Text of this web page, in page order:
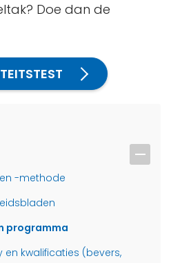
Doe dan de
-methode
programma
kwalificaties (bevers,